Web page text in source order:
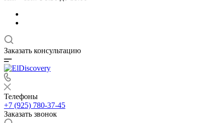
Заказать консультацию
Телефоны
+7 (925) 780-37-45
Заказать звонок